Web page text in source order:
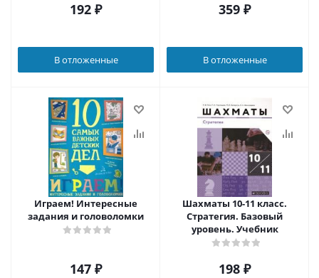
192 ₽
В отложенные
359 ₽
В отложенные
Играем! Интересные
задания и головоломки
147 ₽
Шахматы 10-11 класс.
Стратегия. Базовый
уровень. Учебник
198 ₽